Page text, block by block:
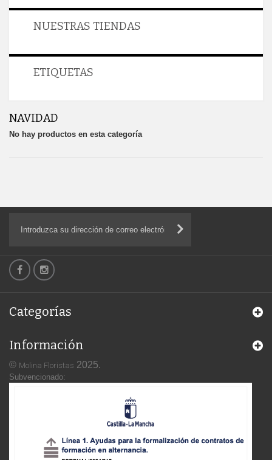
NUESTRAS TIENDAS
ETIQUETAS
NAVIDAD
No hay productos en esta categoría
Categorías
Información
© Molina Floristas 2025.
Subvencionado: